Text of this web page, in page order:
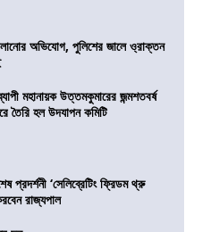
অভিযোগ, পুলিশের জালে ও্রাক্তন
মহানায়ক উত্তমকুমারের জন্মশতবর্ষ
তৈরি হল উদযাপন কমিটি
প্রদর্শনী ‘সেলিব্রেটিং ফ্রিডম থ্রু
রাজ্যপাল